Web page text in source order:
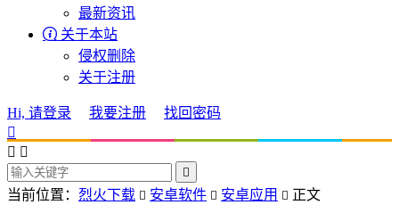
最新资讯
 关于本站
侵权删除
关于注册
Hi, 请登录 我要注册
找回密码

 

当前位置： 烈火下载  安卓软件  安卓应用  正文